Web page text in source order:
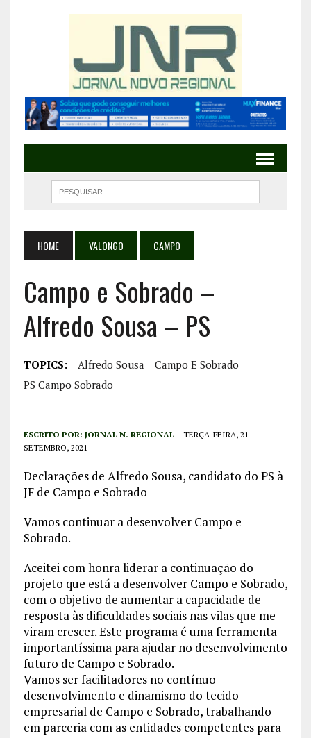
HOME VALONGO CAMPO
Campo e Sobrado –
Alfredo Sousa – PS
TOPICS: Alfredo Sousa
Campo E Sobrado
PS Campo Sobrado
ESCRITO POR: JORNAL N. REGIONAL
TERÇA-FEIRA, 21
SETEMBRO, 2021
Declarações de Alfredo Sousa, candidato do PS à
JF de Campo e Sobrado
Vamos continuar a desenvolver Campo e
Sobrado.
Aceitei com honra liderar a continuação do
projeto que está a desenvolver Campo e Sobrado,
com o objetivo de aumentar a capacidade de
resposta às dificuldades sociais nas vilas que me
viram crescer. Este programa é uma ferramenta
importantíssima para ajudar no desenvolvimento
futuro de Campo e Sobrado.
Vamos ser facilitadores no contínuo
desenvolvimento e dinamismo do tecido
empresarial de Campo e Sobrado, trabalhando
em parceria com as entidades competentes para